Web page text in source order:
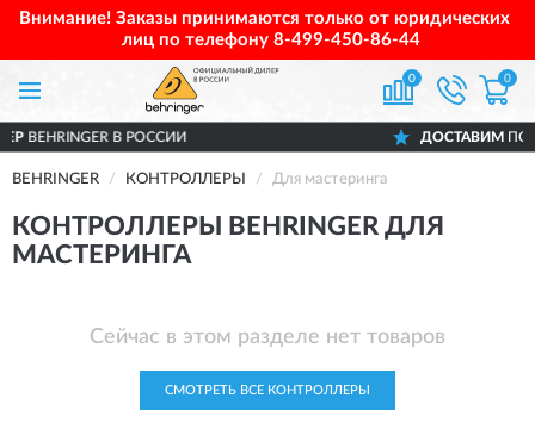
Внимание! Заказы принимаются только от юридических
лиц по телефону 8-499-450-86-44
0 0
В РОССИИ ДОСТАВИМПО ВСЕЙ
BEHRINGER КОНТРОЛЛЕРЫ Для мастеринга
КОНТРОЛЛЕРЫ BEHRINGER ДЛЯ
МАСТЕРИНГА
Сейчас в этом разделе нет товаров
СМОТРЕТЬ ВСЕ КОНТРОЛЛЕРЫ